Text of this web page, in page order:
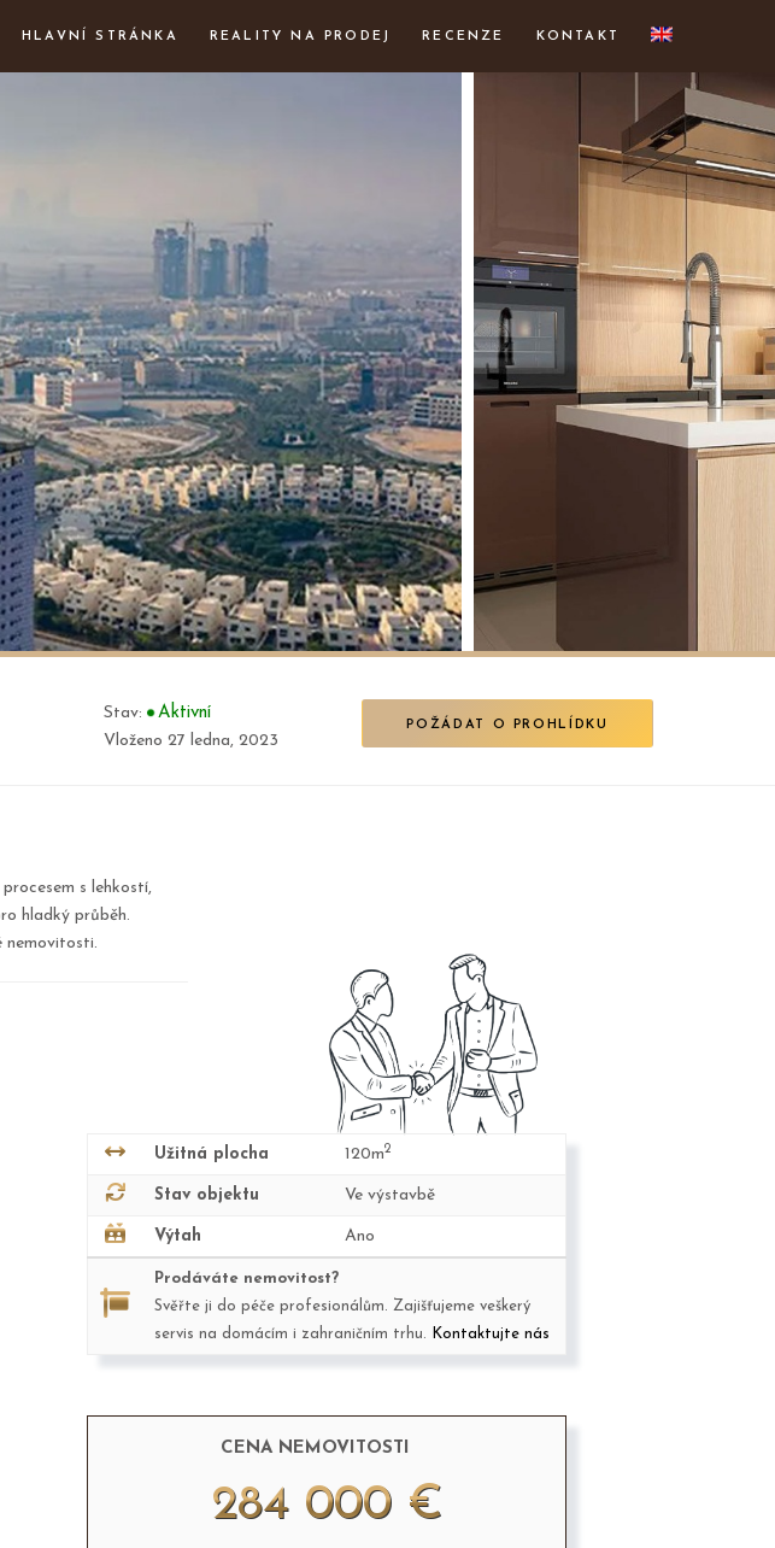
HLAVNÍ STRÁNKA REALITY NA PRODEJ RECENZE KONTAKT
Stav:
Aktivní
Vloženo 27 ledna, 2023
POŽÁDAT O PROHLÍDKU
s lehkostí,
hladký průběh.
nemovitosti.
Užitná plocha 120m2
Stav objektu Ve výstavbě
Výtah Ano
Prodáváte nemovitost?
Svěřte ji do péče profesionálům. Zajišťujeme veškerý
servis na domácím i zahraničním trhu.
Kontaktujte nás
CENA NEMOVITOSTI
284 000 €